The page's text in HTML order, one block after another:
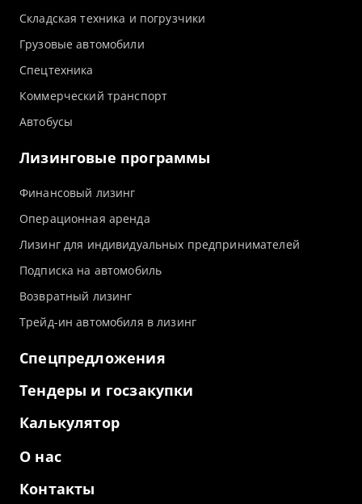
Складская техника и погрузчики
Грузовые автомобили
Спецтехника
Коммерческий транспорт
Автобусы
Лизинговые программы
Финансовый лизинг
Операционная аренда
Лизинг для индивидуальных предпринимателей
Подписка на автомобиль
Возвратный лизинг
Трейд-ин автомобиля в лизинг
Спецпредложения
Тендеры и госзакупки
Калькулятор
О нас
Контакты